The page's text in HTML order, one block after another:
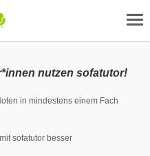
nutzen sofatutor!
in mindestens einem Fach
sofatutor besser